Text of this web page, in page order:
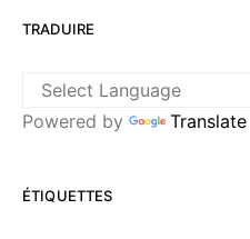
TRADUIRE
Powered by Translate
ÉTIQUETTES